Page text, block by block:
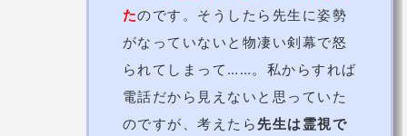
たのです。そうしたら先生に姿勢
がなっていないと物凄い剣幕で怒
られてしまって……。私からすれば
電話だから見えないと思っていた
のですが、考えたら先生は霊視で